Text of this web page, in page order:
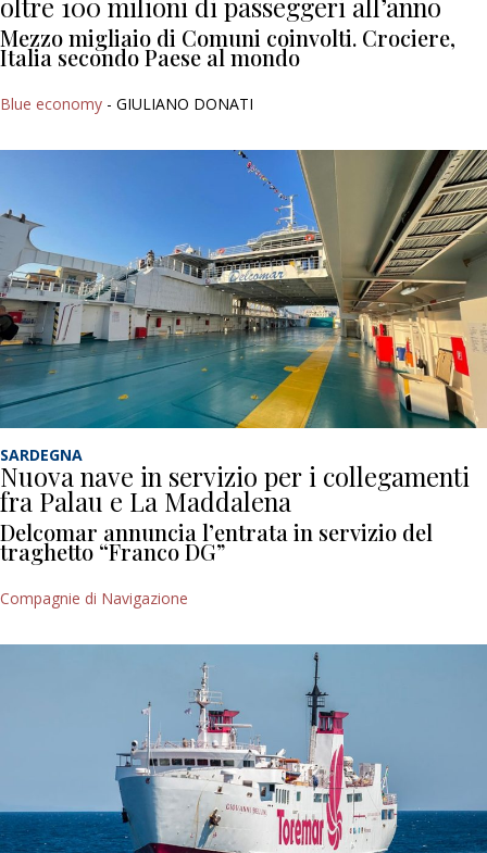
Mezzo migliaio di Comuni coinvolti. Crociere,
Italia secondo Paese al mondo
Blue economy - GIULIANO DONATI
SARDEGNA
Nuova nave in servizio per i collegamenti
fra Palau e La Maddalena
Delcomar annuncia l’entrata in servizio del
traghetto “Franco DG”
Compagnie di Navigazione